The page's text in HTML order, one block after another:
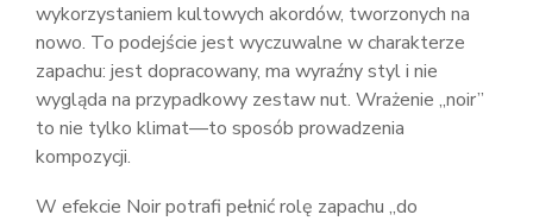
wykorzystaniem kultowych akordów, tworzonych na
nowo. To podejście jest wyczuwalne w charakterze
zapachu: jest dopracowany, ma wyraźny styl i nie
wygląda na przypadkowy zestaw nut. Wrażenie „noir”
to nie tylko klimat—to sposób prowadzenia
kompozycji.
W efekcie Noir potrafi pełnić rolę zapachu „do